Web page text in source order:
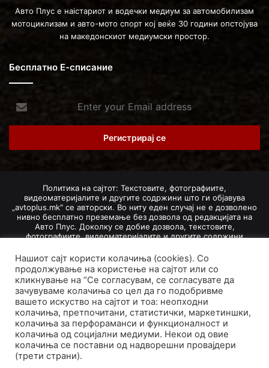
Авто Плус е наістариот и водечки медиум за автомобилизам
мотоциклизам и авто-мото спорт кој веќе 30 години опстојува
на македонскиот медиумски простор.
Бесплатно Е-списание
your
Email
Политика на сајтот: Текстовите, фотографиите,
видеоматеријалите и другите содржини што ги објавува
„avtoplus.mk" се авторски. Во ниту еден случај не е дозволено
нивно бесплатно преземање без дозвола од редакцијата на
Авто Плус. Доколку се добие дозвола, текстовите,
фотографиите, видеоматеријалите и другите содржини
изворот и авторот со вметнување на директна интернет-врска
(линк) до оригиналната содржина на „avtoplus.mk". При
добивање на одобрување од редакцијата за превземање на
текст, може да се превземе само дел од новинарско дело
насловот, придружната фотографија (односно насловната
фотографија) и воведниот дел на текстот, познат како „лид".
Преземање содржини од „avtoplus.mk" надвор од овие услови
не е дозволено и подложи на санкционирање согласно
Законот за авторски и сродни права.
Developed by PROCESS IN. Hosted byGoHost.
Нашиот сајт користи колачиња (cookies). Со
продолжување на користење на сајтот или со
кликнување на “Се согласувам, се согласувате да
зачувуваме колачиња со цел да го подобривме
вашето искуство на сајтот и тоа: неопходни
колачиња, претпочитани, статистички, маркетиншки,
колачиња за перфораманси и функционалност и
колачиња од социјални медиуми. Некои од овие
колачиња се поставни од надворешни провајдери
(трети страни).